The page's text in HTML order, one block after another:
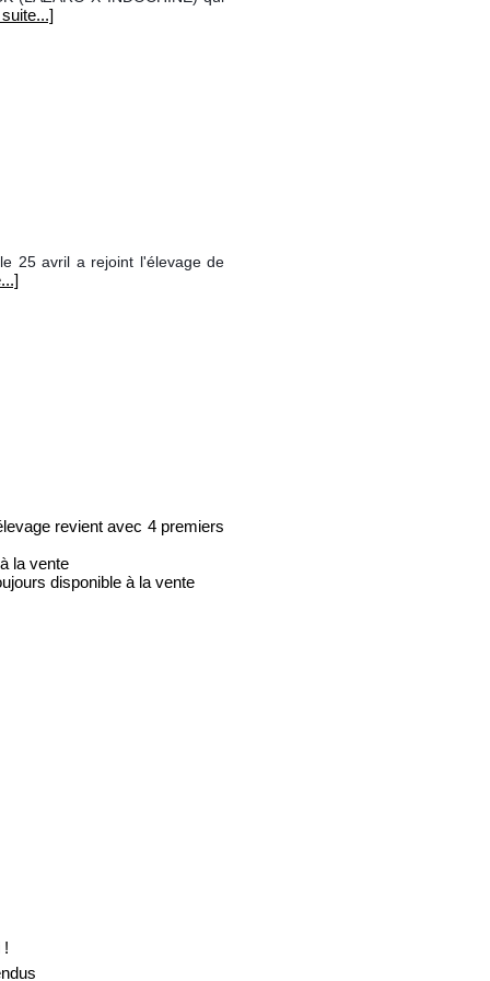
25 avril a rejoint l'élevage de
revient avec 4 premiers
la vente
disponible à la vente
!